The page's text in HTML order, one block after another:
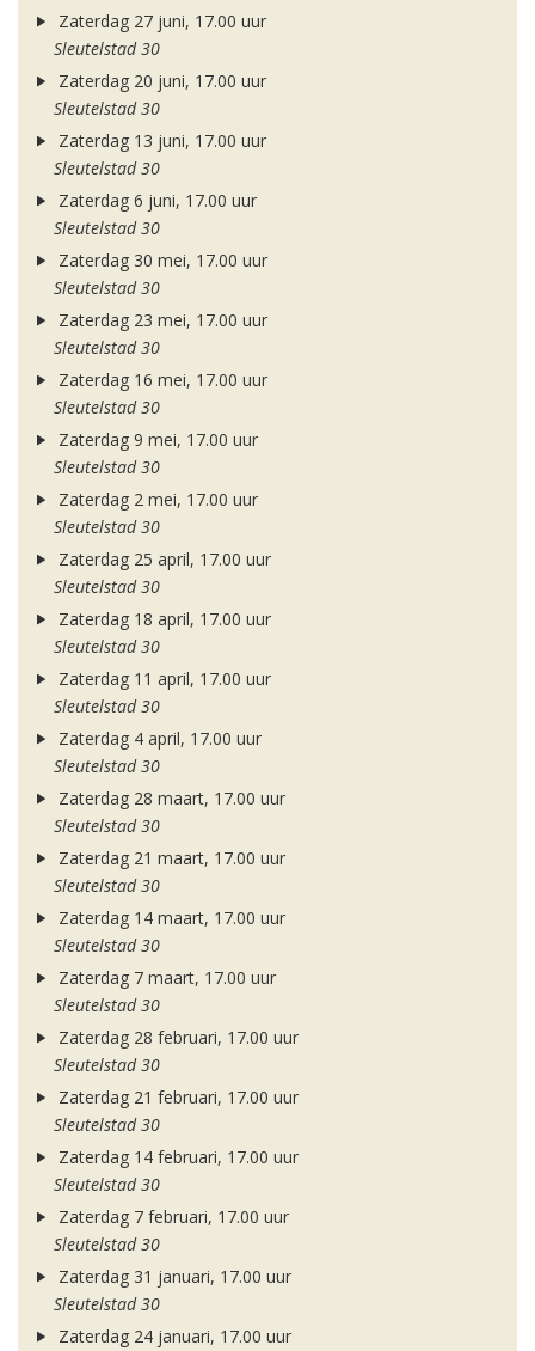
Zaterdag 27 juni, 17.00 uur
Sleutelstad 30
Zaterdag 20 juni, 17.00 uur
Sleutelstad 30
Zaterdag 13 juni, 17.00 uur
Sleutelstad 30
Zaterdag 6 juni, 17.00 uur
Sleutelstad 30
Zaterdag 30 mei, 17.00 uur
Sleutelstad 30
Zaterdag 23 mei, 17.00 uur
Sleutelstad 30
Zaterdag 16 mei, 17.00 uur
Sleutelstad 30
Zaterdag 9 mei, 17.00 uur
Sleutelstad 30
Zaterdag 2 mei, 17.00 uur
Sleutelstad 30
Zaterdag 25 april, 17.00 uur
Sleutelstad 30
Zaterdag 18 april, 17.00 uur
Sleutelstad 30
Zaterdag 11 april, 17.00 uur
Sleutelstad 30
Zaterdag 4 april, 17.00 uur
Sleutelstad 30
Zaterdag 28 maart, 17.00 uur
Sleutelstad 30
Zaterdag 21 maart, 17.00 uur
Sleutelstad 30
Zaterdag 14 maart, 17.00 uur
Sleutelstad 30
Zaterdag 7 maart, 17.00 uur
Sleutelstad 30
Zaterdag 28 februari, 17.00 uur
Sleutelstad 30
Zaterdag 21 februari, 17.00 uur
Sleutelstad 30
Zaterdag 14 februari, 17.00 uur
Sleutelstad 30
Zaterdag 7 februari, 17.00 uur
Sleutelstad 30
Zaterdag 31 januari, 17.00 uur
Sleutelstad 30
Zaterdag 24 januari, 17.00 uur